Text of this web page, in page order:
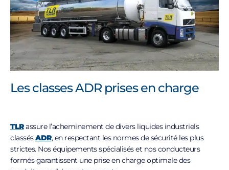
Les classes ADR prises en charge
TLRassure l’acheminement de divers liquides industriels
classésADR, en respectant les normes de sécurité les plus
strictes. Nos équipements spécialisés et nos conducteurs
formés garantissent une prise en charge optimale des